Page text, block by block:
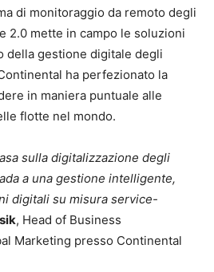
di monitoraggio da remoto degli
2.0 mette in campo le soluzioni
della gestione digitale degli
ha perfezionato la
in maniera puntuale alle
flotte nel mondo.
sulla digitalizzazione degli
a una gestione intelligente,
digitali su misura service-
, Head of Business
Marketing presso Continental